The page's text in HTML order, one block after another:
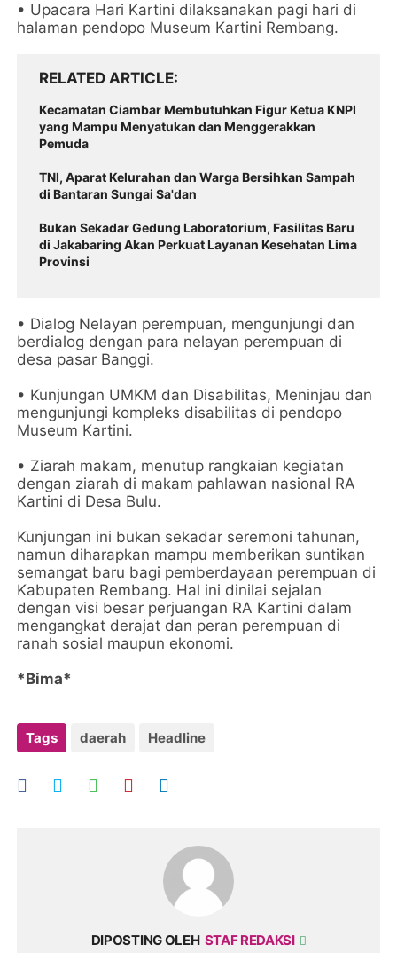
• Upacara Hari Kartini dilaksanakan pagi hari di
halaman pendopo Museum Kartini Rembang.
RELATED ARTICLE
Kecamatan Ciambar Membutuhkan Figur Ketua KNPI
yang Mampu Menyatukan dan Menggerakkan
Pemuda
TNI, Aparat Kelurahan dan Warga Bersihkan Sampah
di Bantaran Sungai Sa'dan
Bukan Sekadar Gedung Laboratorium, Fasilitas Baru
di Jakabaring Akan Perkuat Layanan Kesehatan Lima
Provinsi
• Dialog Nelayan perempuan, mengunjungi dan
berdialog dengan para nelayan perempuan di
desa pasar Banggi.
• Kunjungan UMKM dan Disabilitas, Meninjau dan
mengunjungi kompleks disabilitas di pendopo
Museum Kartini.
• Ziarah makam, menutup rangkaian kegiatan
dengan ziarah di makam pahlawan nasional RA
Kartini di Desa Bulu.
Kunjungan ini bukan sekadar seremoni tahunan,
namun diharapkan mampu memberikan suntikan
semangat baru bagi pemberdayaan perempuan di
Kabupaten Rembang. Hal ini dinilai sejalan
dengan visi besar perjuangan RA Kartini dalam
mengangkat derajat dan peran perempuan di
ranah sosial maupun ekonomi.
*Bima*
Tags daerah Headline
DIPOSTING OLEH STAF REDAKSI